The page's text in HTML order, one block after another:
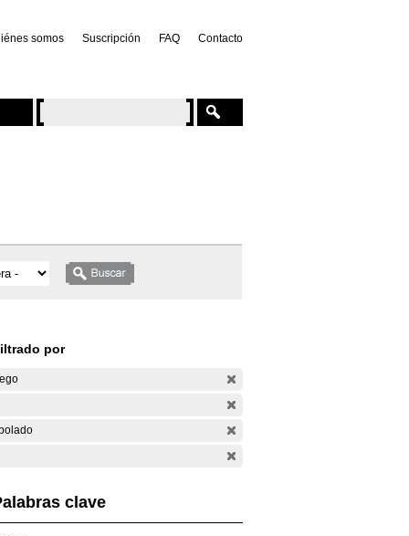
somos Suscripción FAQ Contacto
por
clave